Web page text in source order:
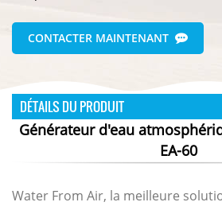
CONTACTER MAINTENANT
DÉTAILS DU PRODUIT
Générateur d'eau
EA-60
Water From Air, la meilleure